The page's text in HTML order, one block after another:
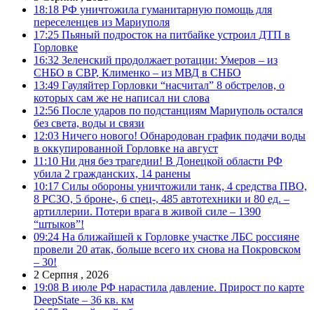
18:18 РФ уничтожила гуманитарную помощь для
переселенцев из Мариуполя
17:25 Пьяный подросток на питбайке устроил ДТП в
Горловке
16:32 Зеленский продолжает ротации: Умеров – из
СНБО в СВР, Клименко – из МВД в СНБО
13:49 Гауляйтер Горловки “насчитал” 8 обстрелов, о
которых сам же не написал ни слова
12:56 После ударов по подстанциям Мариуполь остался
без света, воды и связи
12:03 Ничего нового! Обнародован график подачи воды
в оккупированной Горловке на август
11:10 Ни дня без трагедии! В Донецкой области РФ
убила 2 гражданских, 14 ранены
10:17 Силы обороны уничтожили танк, 4 средства ПВО,
8 РСЗО, 5 броне-, 6 спец-, 485 автотехники и 80 ед. –
артиллерии. Потери врага в живой силе – 1390
“штыков”!
09:24 На ближайшей к Горловке участке ЛБС россияне
провели 20 атак, больше всего их снова на Покровском
– 30!
2 Серпня , 2026
19:08 В июле РФ нарастила давление. Прирост по карте
DeepState – 36 кв. км